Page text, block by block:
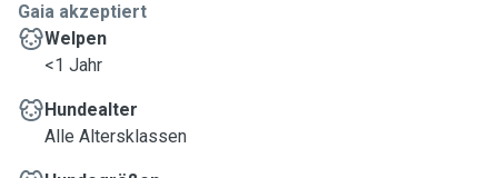
Gaia akzeptiert
Welpen
<1 Jahr
Hundealter
Alle Altersklassen